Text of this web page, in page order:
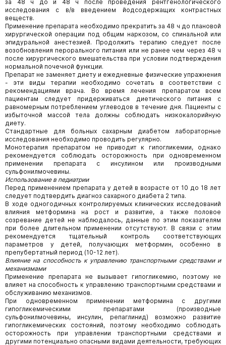
за 48 ч до и 48 ч после проведения рентгенологического
исследования с в/в введением йодсодержащих контрастных
веществ.
Применение препарата необходимо прекратить за 48 ч до плановой
хирургической операции под общим наркозом, со спинальной или
эпидуральной анестезией. Продолжить терапию следует после
возобновления перорального питания или не ранее чем через 48 ч
после хирургического вмешательства при условии подтверждения
нормальной почечной функции.
Препарат не заменяет диету и ежедневные физические упражнения
- эти виды терапии необходимо сочетать в соответствии с
рекомендациями врача. Во время лечения препаратом всем
пациентам следует придерживаться диетического питания с
равномерным потреблением углеводов в течение дня. Пациенты с
избыточной массой тела должны соблюдать низкокалорийную
диету.
Стандартные для больных сахарным диабетом лабораторные
исследования необходимо проводить регулярно.
Монотерапия препаратом не приводит к гипогликемии, однако
рекомендуется соблюдать осторожность при одновременном
применении препарата с инсулином или производными
сульфонилмочевины.
Использование в педиатрии
Перед применением препарата у детей в возрасте от 10 до 18 лет
следует подтвердить диагноз сахарного диабета 2 типа.
В ходе одногодичных контролируемых клинических исследований
влияния метформина на рост и развитие, а также половое
созревание детей не наблюдалось, данные по этим показателям
при более длительном применении отсутствуют. В связи с этим
рекомендуется тщательный контроль соответствующих
параметров у детей, получающих метформин, особенно в
препубертатный период (10-12 лет).
Влияние на способность к управлению транспортными средствами и
механизмами
Применение препарата не вызывает гипогликемию, поэтому не
влияет на способность к управлению транспортными средствами и
обслуживанию механизмов.
При одновременном применении метформина с другими
гипогликемическими препаратами (производные
сульфонилмочевины, инсулин, репаглинид) возможно развитие
гипогликемических состояний, поэтому необходимо соблюдать
осторожность при управлении транспортными средствами и
другими потенциально опасными видами деятельности, требующих